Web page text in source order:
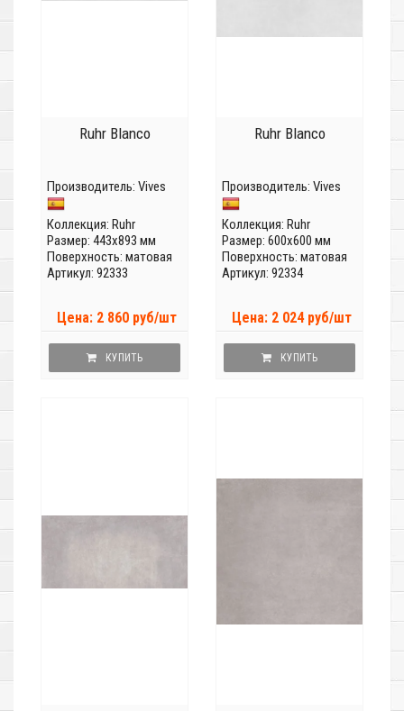
Ruhr Blanco
Производитель: Vives
Коллекция: Ruhr
Размер: 443x893 мм
Поверхность: матовая
Артикул: 92333
Цена: 2 860 руб/шт
КУПИТЬ
Ruhr Blanco
Производитель: Vives
Коллекция: Ruhr
Размер: 600x600 мм
Поверхность: матовая
Артикул: 92334
Цена: 2 024 руб/шт
КУПИТЬ